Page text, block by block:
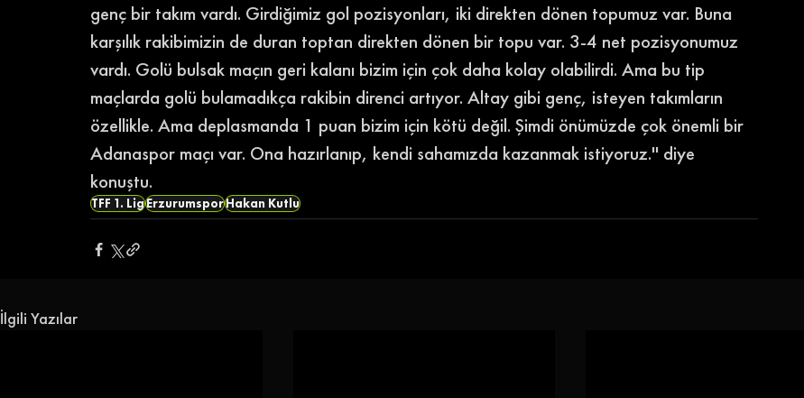
genç bir takım vardı. Girdiğimiz gol pozisyonları, iki direkten dönen topumuz var. Buna
karşılık rakibimizin de duran toptan direkten dönen bir topu var. 3-4 net pozisyonumuz
vardı. Golü bulsak maçın geri kalanı bizim için çok daha kolay olabilirdi. Ama bu tip
maçlarda golü bulamadıkça rakibin direnci artıyor. Altay gibi genç, isteyen takımların
özellikle. Ama deplasmanda 1 puan bizim için kötü değil. Şimdi önümüzde çok önemli bir
Adanaspor maçı var. Ona hazırlanıp, kendi sahamızda kazanmak istiyoruz.'' diye
konuştu.
TFF 1. LigErzurumsporHakan Kutlu
İlgili Yazılar